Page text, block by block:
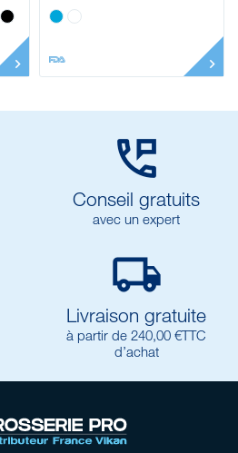

Conseil gratuits
avec un expert

Livraison gratuite
à partir de 240,00 €TTC
d’achat